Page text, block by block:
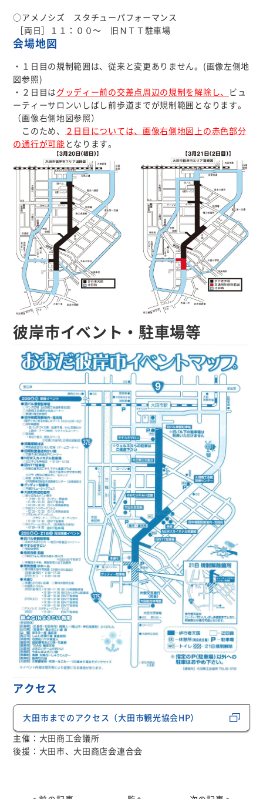
○アメノシズ スタチューパフォーマンス
［両日］１１：００～ 旧ＮＴＴ駐車場
会場地図
・１日目の規制範囲は、従来と変更ありません。(画像左側地
図参照)
・２日目はグッディー前の交差点周辺の規制を解除し、
ビュ
ーティーサロンいしばし前歩道までが規制範囲となります。
（画像右側地図参照）
このため、
２日目については、画像右側地図上の赤色部分
の通行が可能 となります。
彼岸市イベント・駐車場等
アクセス
大田市までのアクセス（大田市観光協会HP）
主催： 大田商工会議所
後援： 大田市、大田商店会連合会